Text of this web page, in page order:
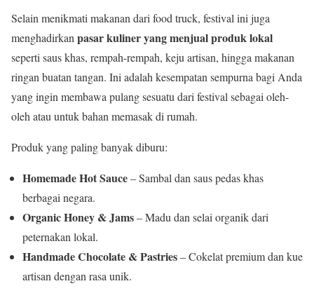
Selain menikmati makanan dari food truck, festival ini juga
menghadirkanpasar kuliner yang menjual produk lokal
seperti saus khas, rempah-rempah, keju artisan, hingga makanan
ringan buatan tangan. Ini adalah kesempatan sempurna bagi Anda
yang ingin membawa pulang sesuatu dari festival sebagai oleh-
oleh atau untuk bahan memasak di rumah.
Produk yang paling banyak diburu:
Homemade Hot Sauce– Sambal dan saus pedas khas
berbagai negara.
Organic Honey & Jams– Madu dan selai organik dari
peternakan lokal.
Handmade Chocolate & Pastries– Cokelat premium dan kue
artisan dengan rasa unik.